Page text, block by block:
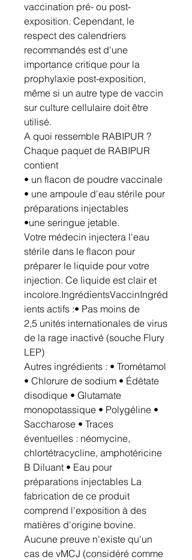
vaccination pré- ou post-
exposition. Cependant, le
respect des calendriers
recommandés est d'une
importance critique pour la
prophylaxie post-exposition,
même si un autre type de vaccin
sur culture cellulaire doit être
utilisé.
A quoi ressemble RABIPUR ?
Chaque paquet de RABIPUR
contient
• un flacon de poudre vaccinale
• une ampoule d'eau stérile pour
préparations injectables
•une seringue jetable.
Votre médecin injectera l'eau
stérile dans le flacon pour
préparer le liquide pour votre
injection. Ce liquide est clair et
incolore.IngrédientsVaccinIngréd
ients actifs :• Pas moins de
2,5 unités internationales de virus
de la rage inactivé (souche Flury
LEP)
Autres ingrédients : • Trométamol
• Chlorure de sodium • Édétate
disodique • Glutamate
monopotassique • Polygéline •
Saccharose • Traces
éventuelles : néomycine,
chlortétracycline, amphotéricine
B Diluant • Eau pour
préparations injectables La
fabrication de ce produit
comprend l'exposition à des
matières d'origine bovine.
Aucune preuve n'existe qu'un
cas de vMCJ (considéré comme